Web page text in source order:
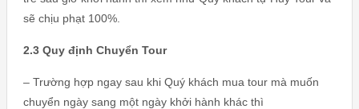
sẽ chịu phạt 100%.
2.3 Quy định Chuyển Tour
– Trường hợp ngay sau khi Quý khách mua tour mà muốn
chuyển ngày sang một ngày khởi hành khác thì